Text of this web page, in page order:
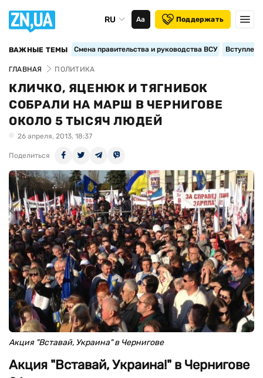
RU Аа Поддержать
ВАЖНЫЕ ТЕМЫ Смена правительства и руководства ВСУ
ГЛАВНАЯ ПОЛИТИКА
КЛИЧКО, ЯЦЕНЮК И ТЯГНИБОК
СОБРАЛИ НА МАРШ В ЧЕРНИГОВЕ
ОКОЛО 5 ТЫСЯЧ ЛЮДЕЙ
26 апреля, 2013, 18:37
Поделиться
Акция "Вставай, Украина" в Чернигове
Акция "Вставай, Украина!" в Чернигове